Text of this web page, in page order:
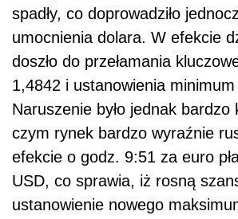
spadły, co doprowadziło
umocnienia dolara. W efekcie
doszło do przełamania
1,4842 i ustanowienia
Naruszenie było jednak bardzo
czym rynek bardzo wyraźnie
efekcie o godz. 9:51 za euro
USD, co sprawia, iż rosną
ustanowienie nowego